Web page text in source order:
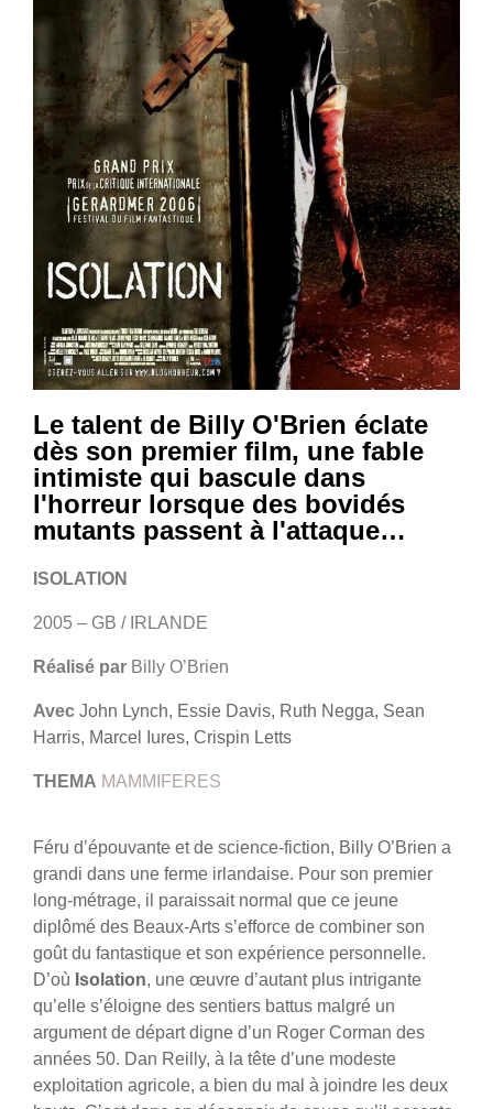
Le talent de Billy O'Brien éclate
dès son premier film, une fable
intimiste qui bascule dans
l'horreur lorsque des bovidés
mutants passent à l'attaque…
ISOLATION
2005 – GB / IRLANDE
Réalisé par Billy O’Brien
Avec John Lynch, Essie Davis, Ruth Negga, Sean
Harris, Marcel Iures, Crispin Letts
THEMA MAMMIFERES
Féru d’épouvante et de science-fiction, Billy O’Brien a
grandi dans une ferme irlandaise. Pour son premier
long-métrage, il paraissait normal que ce jeune
diplômé des Beaux-Arts s’efforce de combiner son
goût du fantastique et son expérience personnelle.
D’où Isolation, une œuvre d’autant plus intrigante
qu’elle s’éloigne des sentiers battus malgré un
argument de départ digne d’un Roger Corman des
années 50. Dan Reilly, à la tête d’une modeste
exploitation agricole, a bien du mal à joindre les deux